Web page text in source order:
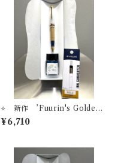
⭐️ 新作 ’Fuurin's Golden
Veil’ 万年筆ビュッフェ ’Pick
Who？'コレクション+ オリジ
ルド）【お名入れサービス】
¥6,710